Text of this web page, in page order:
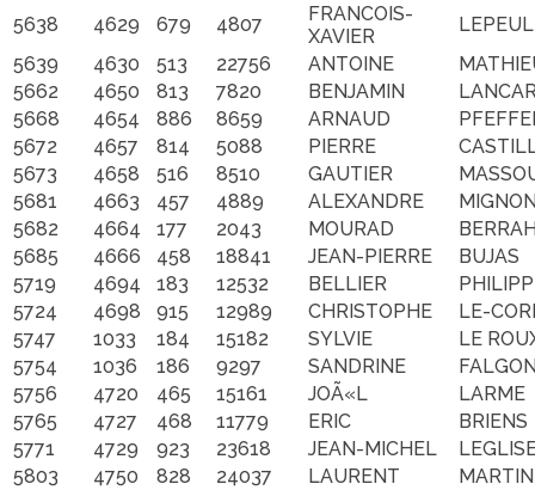
5638 4629 679 4807
FRANCOIS-
XAVIER
5639
4630 513 22756 ANTOINE
5662
4650 813 7820 BENJAMIN
5668
4654 886 8659 ARNAUD
5672
4657 814 5088 PIERRE
5673
4658 516 8510 GAUTIER
5681
4663 457 4889 ALEXANDRE
5682
4664 177 2043 MOURAD
5685
4666 458 18841 JEAN-PIERRE
BUJAS
5719
4694 183 12532 BELLIER
5724
4698 915 12989 CHRISTOPHE
LE-
5747
1033 184 15182 SYLVIE
LE
5754
1036 186 9297 SANDRINE
5756
4720 465 15161 JOÃ«L
LARME
5765
4727 468 11779 ERIC
BRIENS
5771
4729 923 23618 JEAN-MICHEL
5803
4750 828 24037 LAURENT MARTIN